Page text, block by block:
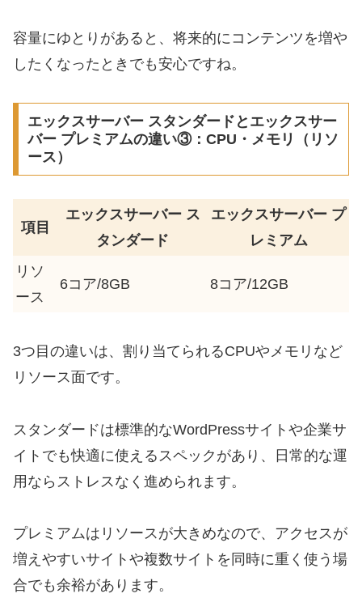
容量にゆとりがあると、将来的にコンテンツを増や
したくなったときでも安心ですね。
エックスサーバー スタンダードとエックスサー
バー プレミアムの違い③：CPU・メモリ（リソ
ース）
項目
エックスサーバー ス
タンダード
エックスサーバー プ
レミアム
リソ
ース
6コア/8GB 8コア/12GB
3つ目の違いは、割り当てられるCPUやメモリなど
リソース面です。
スタンダードは標準的なWordPressサイトや企業サ
イトでも快適に使えるスペックがあり、日常的な運
用ならストレスなく進められます。
プレミアムはリソースが大きめなので、アクセスが
増えやすいサイトや複数サイトを同時に重く使う場
合でも余裕があります。